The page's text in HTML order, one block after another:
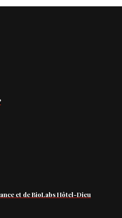
et de BioLabs Hôtel-Dieu